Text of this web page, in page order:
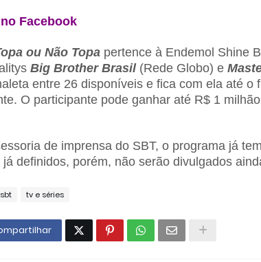
Facebook
ou Não Topa pertence à Endemol Shine
Big Brother Brasil(Rede Globo) e
entre 26 disponíveis e fica com ela até o
O participante pode ganhar até R$ 1
de imprensa do SBT, o programa já
definidos, porém, não serão divulgados
sbt tv e séries